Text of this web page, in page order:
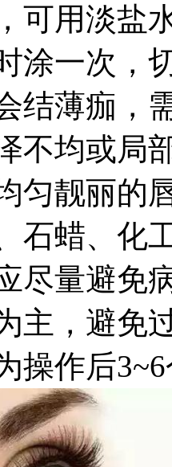
可用淡盐
涂一次，
结薄痂，
不均或局
匀靓丽的
石蜡、化
尽量避免
主，避免
操作后